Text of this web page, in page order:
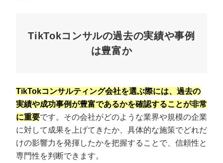
TikTokコンサルの過去の実績や事例
は豊富か
TikTokコンサルティング会社を選ぶ際には、過去の
実績や成功事例が豊富であるかを確認することが非常
に重要です。その会社がどのような業界や規模の企業
に対して成果を上げてきたか、具体的な施策でどれだ
けの影響力を発揮したかを把握することで、信頼性と
専門性を判断できます。